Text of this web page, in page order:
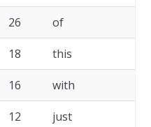
26 of
18 this
16 with
12 just